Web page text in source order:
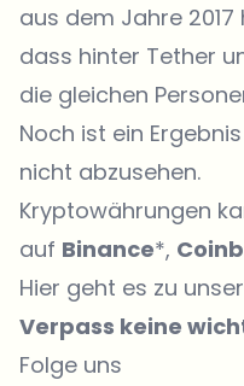
aus dem Jahre
dass hinter Tether
die gleichen
Noch ist ein
nicht abzusehen.
Kryptowährungen
auf Binance*,
Hier geht es zu
Verpass keine
Folge uns